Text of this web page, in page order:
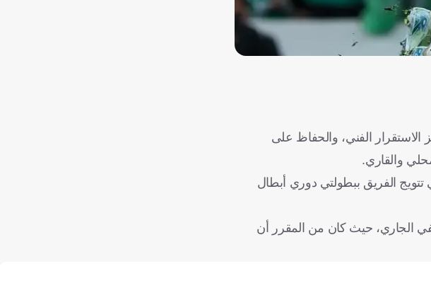
استراتيجية النادي لتعزيز الاستقرار الفني، والحفاظ على
والقاري.
الفريق ببطولتي دوري أبطال
الجاري، حيث كان من المقرر أن